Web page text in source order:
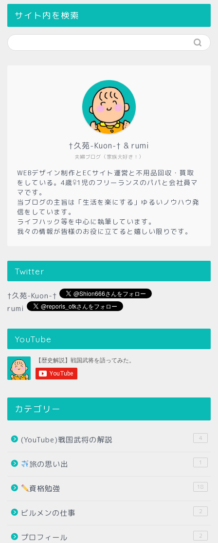
サイト内を検索
夫婦ブログ（家族大好き！）
†久苑-Kuon-† & rumi
WEBデザイン制作とECサイト運営と不用品回収・買取
をしている。4歳♀1児のフリーランスのパパと会社員マ
マです。
当ブログの主旨は「生活を楽にする」ゆるいノウハウ発
信をしています。
ライフハック等を中心に執筆しています。
我々の情報が皆様のお役に立てると嬉しい限りです。
Twitter
†久苑-Kuon-†
rumi
YouTube
カテゴリー
(YouTube)戦国武将の解説 4
旅の思い出 1
資格勉強 18
ビルメンの仕事 2
プロフィール 2